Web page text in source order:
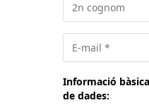
Informació
de dades: